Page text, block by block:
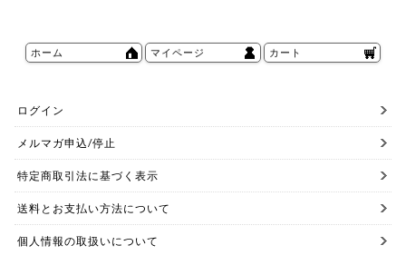
ホーム マイページ カート
ログイン
メルマガ申込/停止
特定商取引法に基づく表示
送料とお支払い方法について
個人情報の取扱いについて